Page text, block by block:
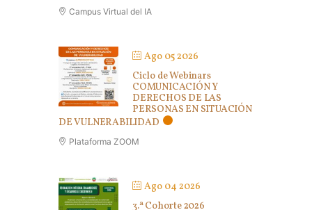
Campus Virtual del IA
Ago 05 2026
Ciclo de Webinars
COMUNICACIÓN Y
DERECHOS DE LAS
PERSONAS EN SITUACIÓN
DE VULNERABILIDAD
Plataforma ZOOM
Ago 04 2026
3.ª Cohorte 2026